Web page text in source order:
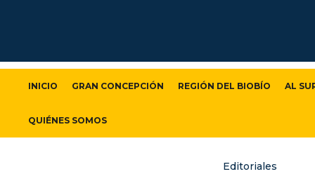
INICIO GRAN CONCEPCIÓN REGIÓN DEL BIOBÍO AL
QUIÉNES SOMOS
Editoriales